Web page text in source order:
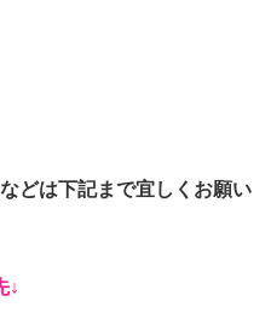
どは下記まで宜しくお願い
↓